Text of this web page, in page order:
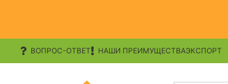
ВОПРОС-ОТВЕТ НАШИ ПРЕИМУЩЕСТВАЭКСПОРТ